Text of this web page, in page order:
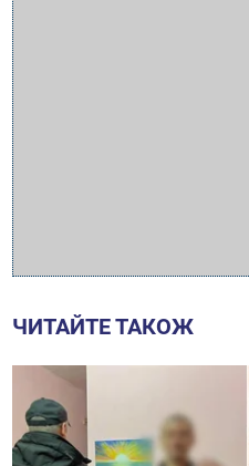
ЧИТАЙТЕ ТАКОЖ